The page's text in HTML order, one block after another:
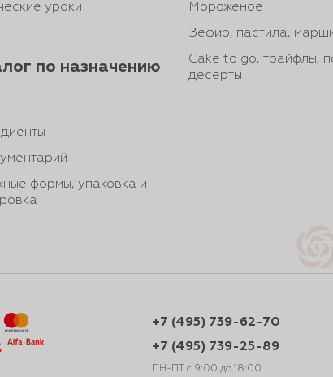
уроки
по назначению
формы, упаковка и
Мороженое
Зефир, пастила,
Cake to go, трайфлы,
десерты
+7 (495) 739-62-70
+7 (495) 739-25-89
ПН-ПТ с 9:00 до 18:00